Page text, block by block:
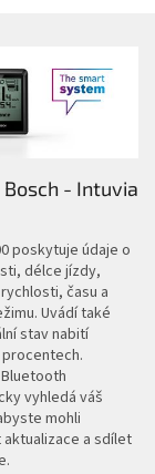
Bosch - Intuvia
poskytuje údaje o
délce jízdy,
času a
Uvádí také
stav nabití
vyhledá váš
mohli
a sdílet